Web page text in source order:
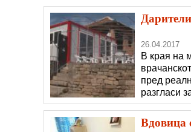
26.04.2017
В края на
пред
разгласи
за
Вдовица